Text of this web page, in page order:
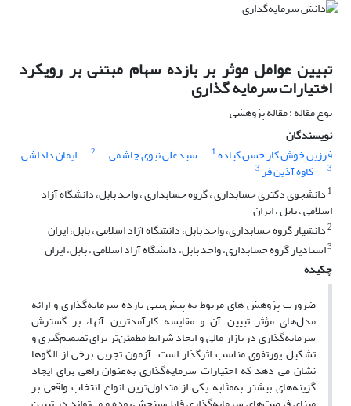
تبیین عوامل موثر بر بازده سهام مبتنی بر رویکرد
اختیارات سرمایه گذاری
نوع مقاله : مقاله پژوهشی
نویسندگان
فرزین خوش کار حسن کیاده1 سیدعلی نبوی چاشمی 2 ایمان داداشی
3 کاوه آذین فر3
1 دانشجوی دکتری حسابداری ، گروه حسابداری ، واحد بابل، دانشگاه آزاد
اسلامی ، بابل ، ایران
2دانشیار گروه حسابداری، واحد بابل، دانشگاه آزاد اسلامی ، بابل، ایران
3استادیار گروه حسابداری، واحد بابل، دانشگاه آزاد اسلامی ، بابل، ایران
چکیده
ضرورت پژوهش های مربوط به پیش‌بینی بازده سرمایه‌گذاری و ارائه
مدل‌های مؤثر تبیین آن و مقایسه کارآمدترین آنها، بر گسترش
سرمایه‌گذاری در بازار مالی و ایجاد شرایط مطمئن‌تر برای تصمیم‌گیری و
تشکیل پورتفوی مناسب اثرگذار است. آزمون تجربی برخی از الگوها
نشان می دهد که اختیارات سرمایه‌گذاری به‌عنوان راهی برای ایجاد
گزینه‌های بیشتر به‌مثابه یکی از متداول‌ترین انواع انتخاب واقعی بر